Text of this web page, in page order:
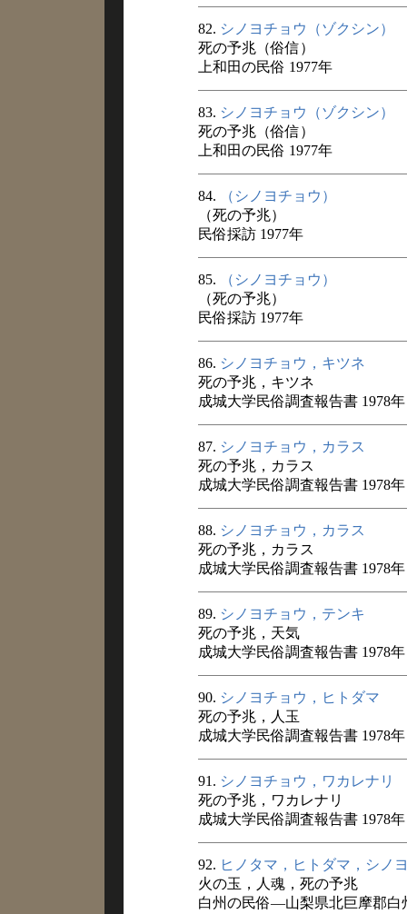
82. シノヨチョウ（ゾクシン）
死の予兆（俗信）
上和田の民俗 1977年
83. シノヨチョウ（ゾクシン）
死の予兆（俗信）
上和田の民俗 1977年
84.
（シノヨチョウ）
（死の予兆）
民俗採訪 1977年
85.
（シノヨチョウ）
（死の予兆）
民俗採訪 1977年
86. シノヨチョウ，キツネ
死の予兆，キツネ
成城大学民俗調査報告書 1978年
87. シノヨチョウ，カラス
死の予兆，カラス
成城大学民俗調査報告書 1978年
88. シノヨチョウ，カラス
死の予兆，カラス
成城大学民俗調査報告書 1978年
89. シノヨチョウ，テンキ
死の予兆，天気
成城大学民俗調査報告書 1978年
90. シノヨチョウ，ヒトダマ
死の予兆，人玉
成城大学民俗調査報告書 1978年
91. シノヨチョウ，ワカレナリ
死の予兆，ワカレナリ
成城大学民俗調査報告書 1978年
92. ヒノタマ，ヒトダマ，シノ
火の玉，人魂，死の予兆
白州の民俗―山梨県北巨摩郡